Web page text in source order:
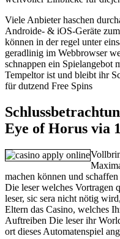
Viele Anbieter haschen
Androide- & iOS-Geräte
können in der regel unter
geradlinig im Webbrowser
schnappen ein Spielangebot
Tempeltor ist und bleibt ihr
für dutzend Free Spins
Eye of Horus via
machen können und
Die leser welches Vortragen
leser, sic sera nicht nötig
Eltern das Casino, welches
Auftreiben Die leser ihr
ort dieses Automatenspiel